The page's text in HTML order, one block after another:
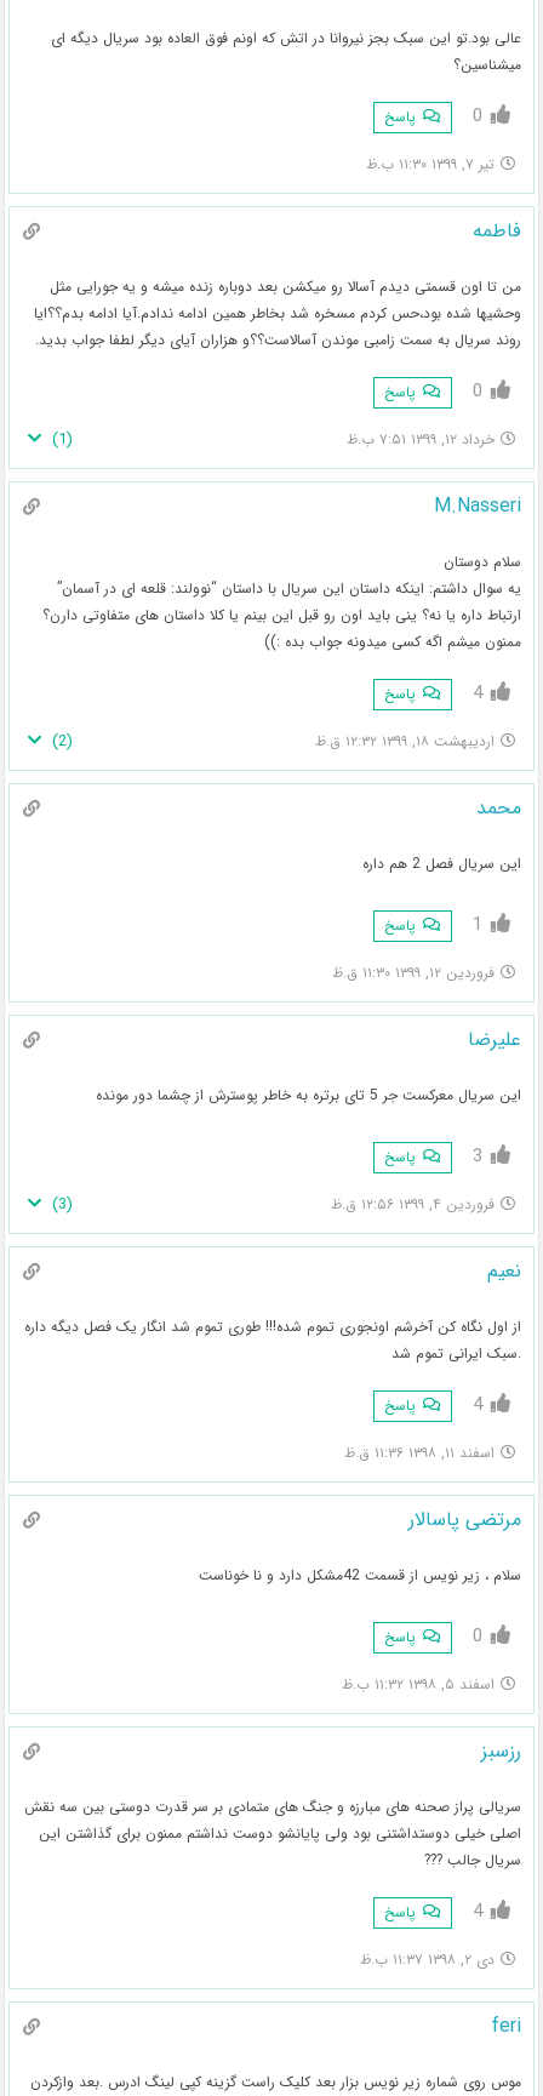
عالی بود.تو این سبک بجز نیروانا در اتش که اونم فوق العاده بود سریال دیگه ای
میشناسین؟
0 پاسخ
تیر ۷, ۱۳۹۹ ۱۱:۳۰ ب.ظ
فاطمه
من تا اون قسمتی دیدم آسالا رو میکشن بعد دوباره زنده میشه و یه جورایی مثل
وحشیها شده بود،حس کردم مسخره شد بخاطر همین ادامه ندادم.آیا ادامه بدم؟؟ایا
روند سریال به سمت زامبی موندن آسالاست؟؟و هزاران آیای دیگر لطفا جواب بدید.
0 پاسخ
خرداد ۱۲, ۱۳۹۹ ۷:۵۱ ب.ظ (
1
)
M.Nasseri
سلام دوستان
یه سوال داشتم: اینکه داستان این سریال با داستان “نوولند: قلعه ای در آسمان”
ارتباط داره یا نه؟ ینی باید اون رو قبل این بینم یا کلا داستان های متفاوتی دارن؟
ممنون میشم اگه کسی میدونه جواب بده :))
4 پاسخ
اردیبهشت ۱۸, ۱۳۹۹ ۱۲:۳۲ ق.ظ (
2
)
محمد
این سریال فصل 2 هم داره
1 پاسخ
فروردین ۱۲, ۱۳۹۹ ۱۱:۳۰ ق.ظ
علیرضا
این سریال معرکست جر 5 تای برتره به خاطر پوسترش از چشما دور مونده
3 پاسخ
فروردین ۴, ۱۳۹۹ ۱۲:۵۶ ق.ظ (
3
)
نعیم
از اول نگاه کن آخرشم اونجوری تموم شده!!! طوری تموم شد انگار یک فصل دیگه داره
.سبک ایرانی تموم شد
4 پاسخ
اسفند ۱۱, ۱۳۹۸ ۱۱:۳۶ ق.ظ
مرتضی پاسالار
سلام ، زیر نویس از قسمت 42مشکل دارد و نا خوناست
0 پاسخ
اسفند ۵, ۱۳۹۸ ۱۱:۳۲ ب.ظ
رزسبز
سریالی پراز صحنه های مبارزه و جنگ های متمادی بر سر قدرت دوستی بین سه نقش
اصلی خیلی دوستداشتنی بود ولی پایانشو دوست نداشتم ممنون برای گذاشتن این
سریال جالب ???
4 پاسخ
دی ۲, ۱۳۹۸ ۱۱:۳۷ ب.ظ
feri
موس روی شماره زیر نویس بزار بعد کلیک راست گزینه کپی لینگ ادرس .بعد وازکردن